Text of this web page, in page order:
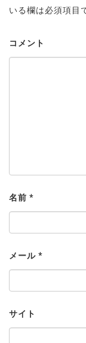
いる欄は必須項目
コメント
名前 *
メール *
サイト